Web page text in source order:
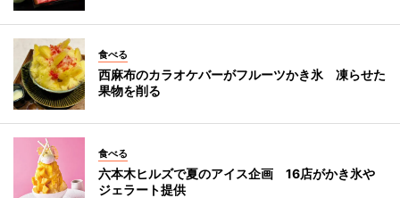
食べる
西麻布のカラオケバーがフルーツかき氷 凍らせた
果物を削る
食べる
六本木ヒルズで夏のアイス企画 16店がかき氷や
ジェラート提供